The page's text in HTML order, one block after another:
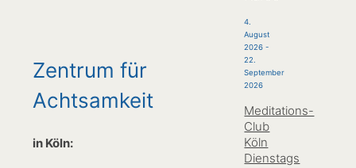
4.
August
2026 -
22.
September
2026
Meditations-
Club
Köln
Dienstags
Zentrum für
Achtsamkeit
in Köln: